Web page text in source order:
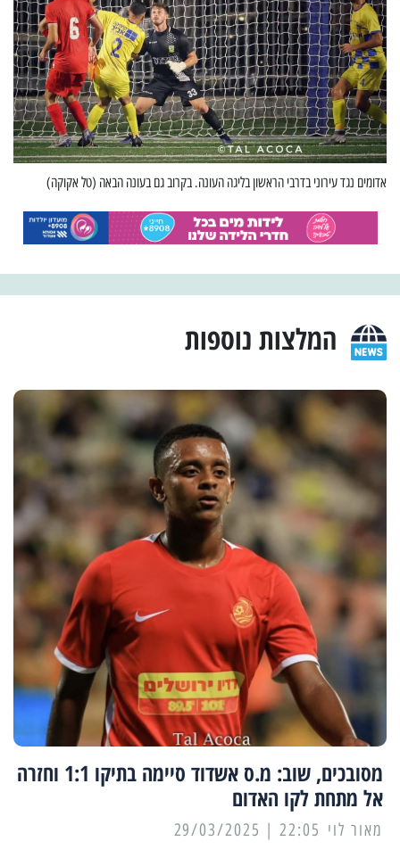
אדומים נגד עירוני בדרבי הראשון בליגה העונה. בקרוב גם בעונה הבאה (טל אקוקה)
המלצות נוספות
מסובכים, שוב: מ.ס אשדוד סיימה בתיקו 1:1 וחזרה
אל מתחת לקו האדום
מאור לוי 22:05 | 29/03/2025